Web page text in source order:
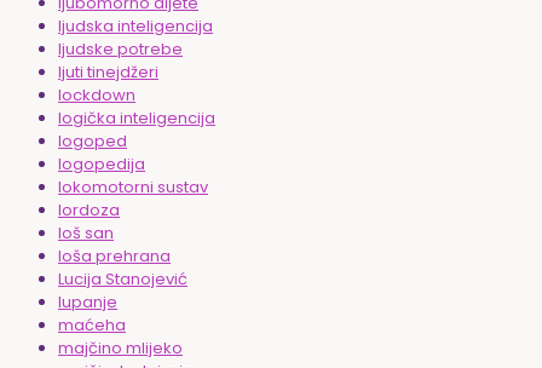
ljudska inteligencija
ljudske potrebe
ljuti tinejdžeri
lockdown
logička inteligencija
logoped
logopedija
lokomotorni sustav
lordoza
loš san
loša prehrana
Lucija Stanojević
lupanje
maćeha
majčino mlijeko